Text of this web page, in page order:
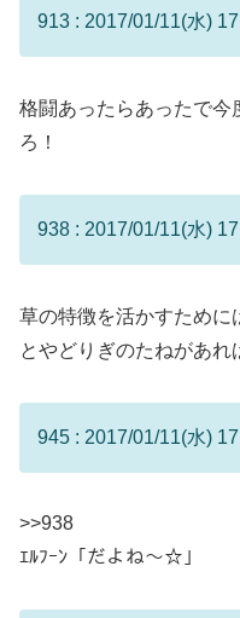
913 : 2017/01/11(水)
格闘あったらあったで今
ろ！
938 : 2017/01/11(水)
草の特徴を活かすために
とやどりぎのたねがあれ
945 : 2017/01/11(水)
>>938
ｴﾙﾌｰﾝ「だよね〜☆」